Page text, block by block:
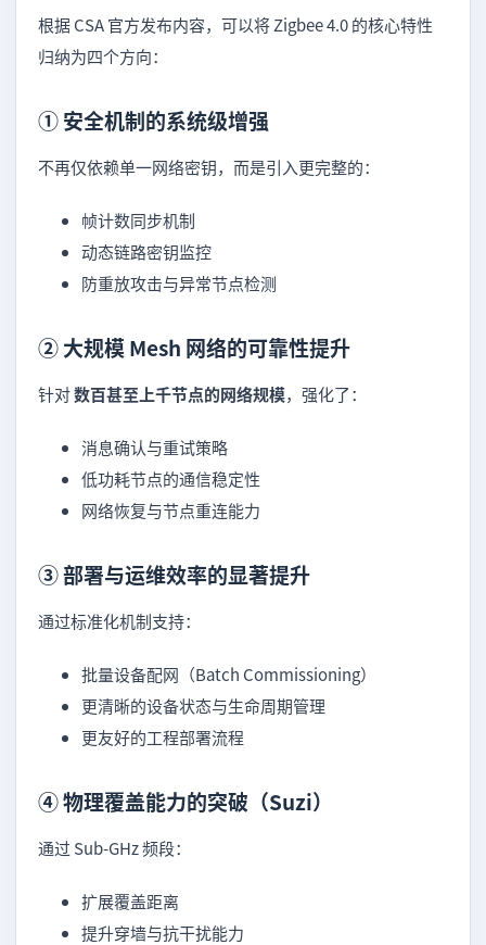
根据 CSA 官方发布内容，可以将 Zigbee 4.0 的核心特性
归纳为四个方向：
① 安全机制的系统级增强
不再仅依赖单一网络密钥，而是引入更完整的：
帧计数同步机制
动态链路密钥监控
防重放攻击与异常节点检测
② 大规模 Mesh 网络的可靠性提升
针对数百甚至上千节点的网络规模，强化了：
消息确认与重试策略
低功耗节点的通信稳定性
网络恢复与节点重连能力
③ 部署与运维效率的显著提升
通过标准化机制支持：
批量设备配网（Batch Commissioning）
更清晰的设备状态与生命周期管理
更友好的工程部署流程
④ 物理覆盖能力的突破（Suzi）
通过 Sub-GHz 频段：
扩展覆盖距离
提升穿墙与抗干扰能力